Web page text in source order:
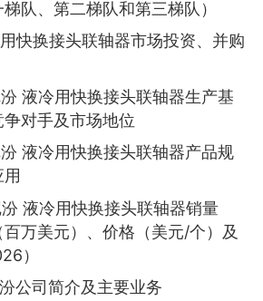
队、第二梯队和第三梯队）
快换接头联轴器市场投资、并购
液冷用快换接头联轴器生产基
对手及市场地位
液冷用快换接头联轴器产品规
液冷用快换接头联轴器销量
百万美元）、价格（美元/个）及
）
公司简介及主要业务